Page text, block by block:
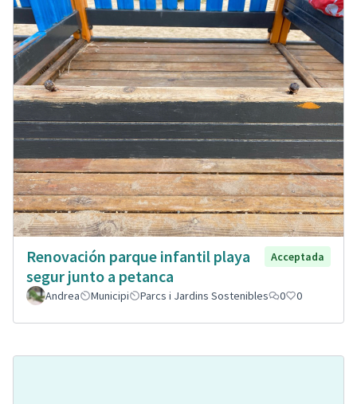
Renovación parque infantil playa
segur junto a petanca
Acceptada
Andrea Municipi Parcs i Jardins Sostenibles 0 0